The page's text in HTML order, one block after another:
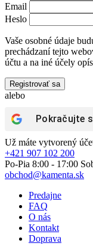
Email
Heslo
Vaše osobné údaje
prechádzaní tejto
účtu a na iné účely
Registrovať sa
alebo
Pokračujte s
Už máte vytvorený
+421 907 102 200
Po-Pia 8:00 - 17:00
obchod@kamenta.sk
Predajne
FAQ
O nás
Kontakt
Doprava